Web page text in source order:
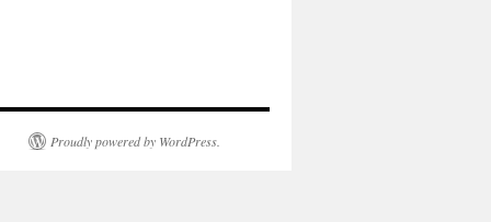
Proudly powered by WordPress.